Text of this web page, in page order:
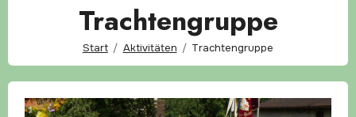
Trachtengruppe
Start Aktivitäten Trachtengruppe